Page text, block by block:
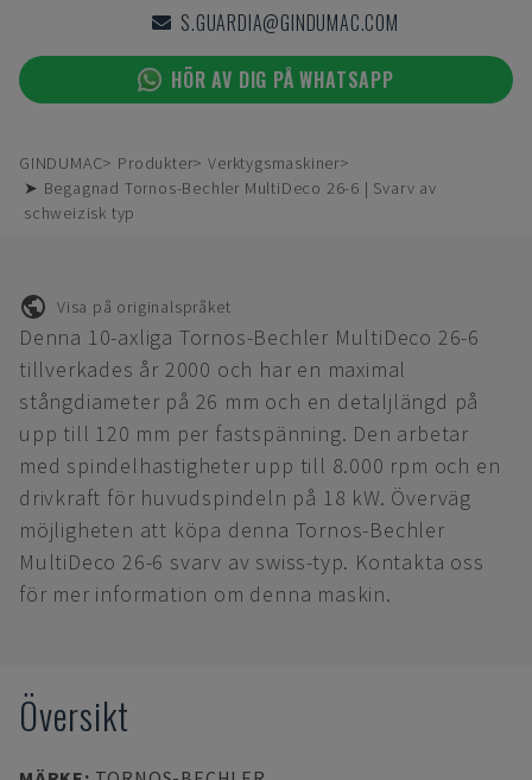
S.GUARDIA@GINDUMAC.COM
HÖR AV DIG PÅ WHATSAPP
GINDUMAC Produkter
Verktygsmaskiner
➤ Begagnad Tornos-Bechler MultiDeco 26-6 | Svarv av
schweizisk typ
Visa på originalspråket
Denna 10-axliga Tornos-Bechler MultiDeco 26-6
tillverkades år 2000 och har en maximal
stångdiameter på 26 mm och en detaljlängd på
upp till 120 mm per fastspänning. Den arbetar
med spindelhastigheter upp till 8.000 rpm och en
drivkraft för huvudspindeln på 18 kW. Överväg
möjligheten att köpa denna Tornos-Bechler
MultiDeco 26-6 svarv av swiss-typ. Kontakta oss
för mer information om denna maskin.
Översikt